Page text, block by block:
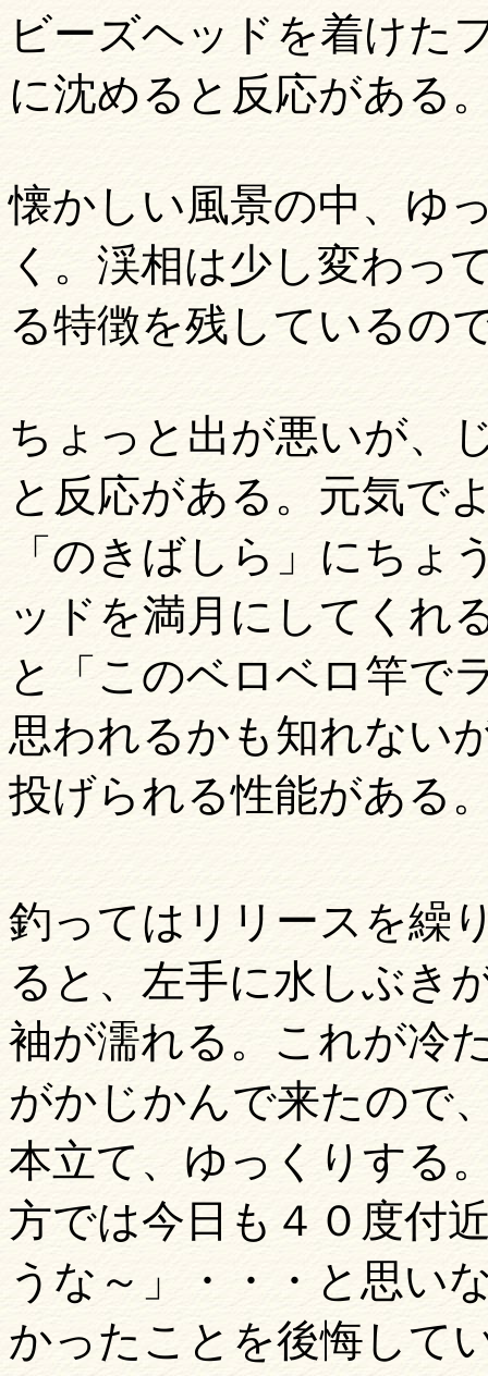
ビーズヘッドを着けた
に沈めると反応がある
懐かしい風景の中、ゆ
く。渓相は少し変わっ
る特徴を残しているの
ちょっと出が悪いが、
と反応がある。元気で
「のきばしら」にちょ
ッドを満月にしてくれ
と「このベロベロ竿で
思われるかも知れない
投げられる性能がある
釣ってはリリースを繰
ると、左手に水しぶき
袖が濡れる。これが冷
がかじかんで来たので
本立て、ゆっくりする
方では今日も４０度付
うな～」
・・・と思い
かったことを後悔して